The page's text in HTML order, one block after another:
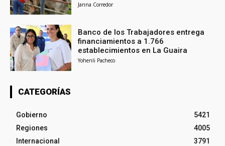
Janna Corredor
Banco de los Trabajadores entrega
financiamientos a 1.766
establecimientos en La Guaira
Yohenli Pacheco
CATEGORÍAS
Gobierno
5421
Regiones
4005
Internacional
3791